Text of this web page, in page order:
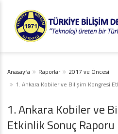
Anasayfa Raporlar
2017 ve Öncesi
1. Ankara Kobiler ve Bilişim Kongresi
1. Ankara Kobiler ve
Etkinlik Sonuç Raporu